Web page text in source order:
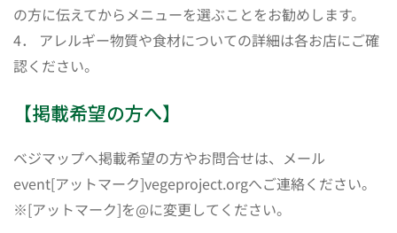
の方に伝えてからメニューを選ぶことをお勧めします。
4． アレルギー物質や食材についての詳細は各お店にご確
認ください。
【掲載希望の方へ】
ベジマップへ掲載希望の方やお問合せは、メール
event[アットマーク]vegeproject.orgへご連絡ください。
※[アットマーク]を@に変更してください。